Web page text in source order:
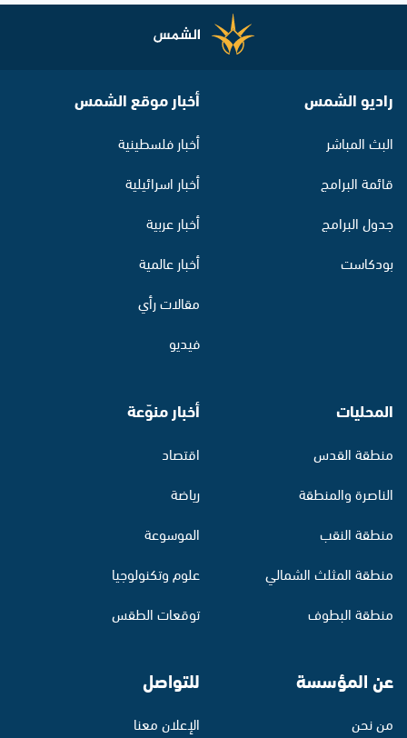
راديو الشمس
البث المباشر
قائمة البرامج
جدول البرامج
بودكاست
أخبار موقع الشمس
أخبار فلسطينية
أخبار اسرائيلية
أخبار عربية
أخبار عالمية
مقالات رأي
فيديو
المحليات
منطقة القدس
الناصرة والمنطقة
منطقة النقب
منطقة المثلث الشمالي
منطقة البطوف
أخبار منوّعة
اقتصاد
رياضة
الموسوعة
علوم وتكنولوجيا
توقعات الطقس
عن المؤسسة
من نحن
للتواصل
الإعلان معنا